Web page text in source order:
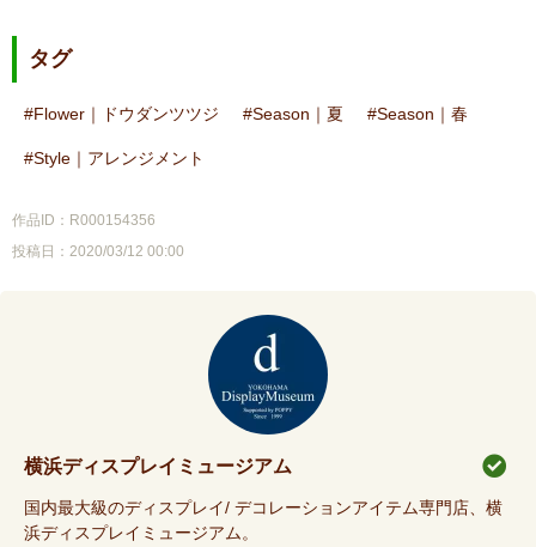
タグ
Flower｜ドウダンツツジ Season｜夏 Season｜春
Style｜アレンジメント
作品ID：R000154356
投稿日：2020/03/12 00:00
横浜ディスプレイミュージアム
国内最大級のディスプレイ/ デコレーションアイテム専門店、横
浜ディスプレイミュージアム。